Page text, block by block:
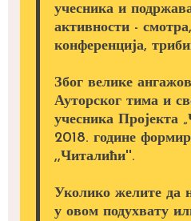
учесника и
активности -
конференција,
Због велике
Ауторског тима и
учесника Пројекта
2018. године
,,Читалићи''.
Уколико желите да
у овом подухвату